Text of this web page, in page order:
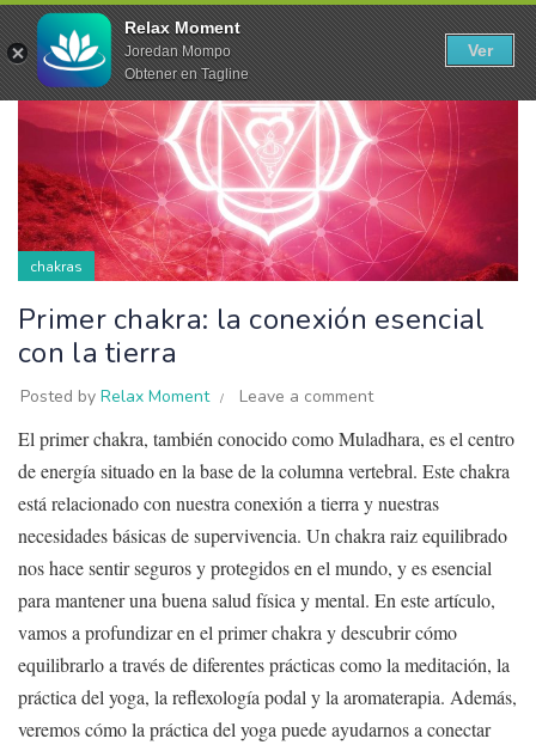
24
MAY
chakras
Primer chakra: la conexión esencial
con la tierra
Posted by Relax Moment Leave a comment
El primer chakra, también conocido como Muladhara, es el centro
de energía situado en la base de la columna vertebral. Este chakra
está relacionado con nuestra conexión a tierra y nuestras
necesidades básicas de supervivencia. Un chakra raiz equilibrado
nos hace sentir seguros y protegidos en el mundo, y es esencial
para mantener una buena salud física y mental. En este artículo,
vamos a profundizar en el primer chakra y descubrir cómo
equilibrarlo a través de diferentes prácticas como la meditación, la
práctica del yoga, la reflexología podal y la aromaterapia. Además,
veremos cómo la práctica del yoga puede ayudarnos a conectar
Relax Moment
Joredan Mompo
Obtener en Tagline
Ver